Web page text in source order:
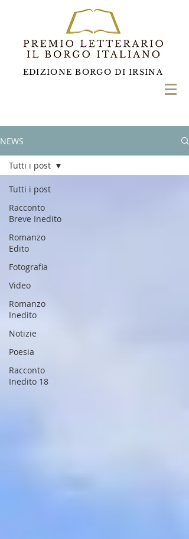
EDIZIONE BORGO DI IRSINA
NEWS
Tutti i post
Racconto
Breve Inedito
Romanzo
Edito
Fotografia
Video
Romanzo
Inedito
Notizie
Poesia
Racconto
Inedito 18
Tutti i post